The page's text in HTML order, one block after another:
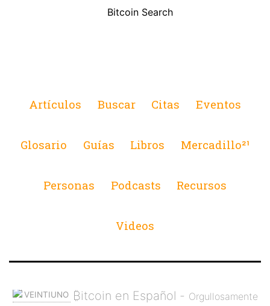
Bitcoin Search
Artículos Buscar Citas Eventos
Glosario Guías Libros Mercadillo²¹
Personas Podcasts Recursos
Videos
₿itcoin en Español - Orgullosamente